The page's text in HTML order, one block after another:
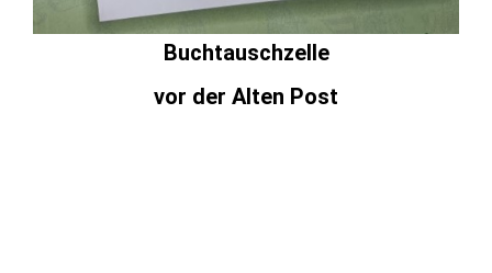
Buchtauschzelle
vor der Alten Post